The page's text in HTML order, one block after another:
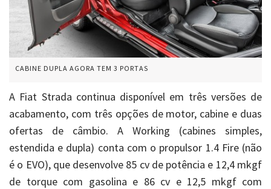
CABINE DUPLA AGORA TEM 3 PORTAS
A Fiat Strada continua disponível em três versões de
acabamento, com três opções de motor, cabine e duas
ofertas de câmbio. A Working (cabines simples,
estendida e dupla) conta com o propulsor 1.4 Fire (não
é o EVO), que desenvolve 85 cv de potência e 12,4 mkgf
de torque com gasolina e 86 cv e 12,5 mkgf com